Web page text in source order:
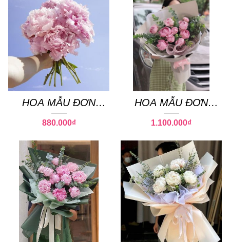
HOA MẪU ĐƠN
PEONY 17
880.000₫
HOA MẪU ĐƠN
PEONY 11
1.100.000₫